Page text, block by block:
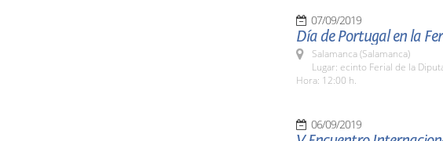
07/09/2019
Día de Portugal en la
Salamanca (Salamanca)
Lugar: ecinto Ferial de la
Hora: 12:00 h.
06/09/2019